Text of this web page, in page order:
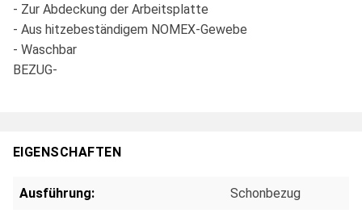
- Zur Abdeckung der Arbeitsplatte
- Aus hitzebeständigem NOMEX-Gewebe
- Waschbar
BEZUG-
EIGENSCHAFTEN
Ausführung: Schonbezug